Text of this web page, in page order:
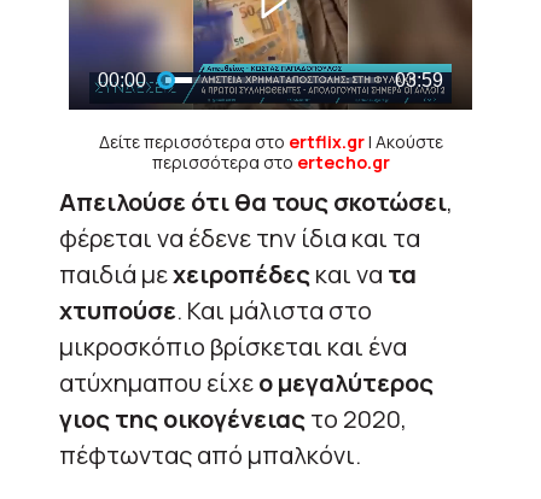
Δείτε περισσότερα στο ertflix.gr| Ακούστε
περισσότερα στο ertecho.gr
Απειλούσε ότι θα τους σκοτώσει,
φέρεται να έδενε την ίδια και τα
παιδιά μεχειροπέδεςκαι να τα
χτυπούσε. Και μάλιστα στο
μικροσκόπιο βρίσκεται και ένα
ατύχημαπου είχεο μεγαλύτερος
γιος της οικογένειαςτο 2020,
πέφτωντας από μπαλκόνι.